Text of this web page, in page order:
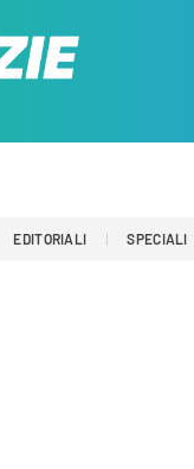
EDITORIALI SPECIALI